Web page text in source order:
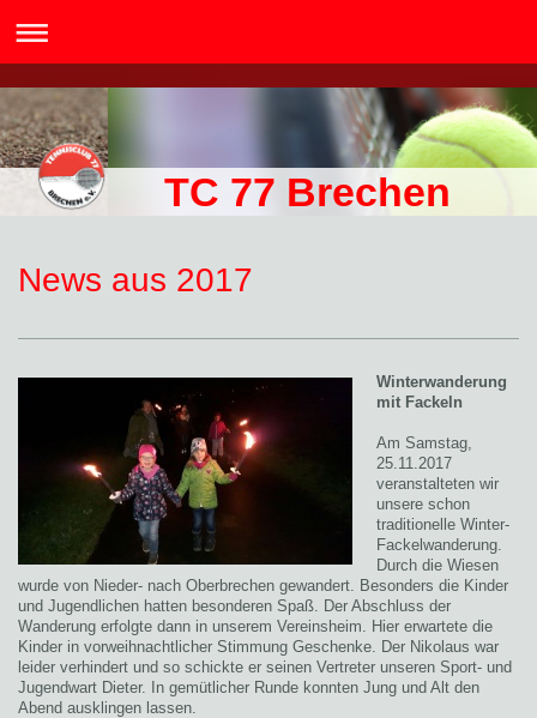
TC 77 Brechen
News aus 2017
Winterwanderung
mit Fackeln
Am Samstag,
25.11.2017
veranstalteten wir
unsere schon
traditionelle Winter-
Fackelwanderung.
Durch die Wiesen
wurde von Nieder- nach Oberbrechen gewandert. Besonders die Kinder
und Jugendlichen hatten besonderen Spaß. Der Abschluss der
Wanderung erfolgte dann in unserem Vereinsheim. Hier erwartete die
Kinder in vorweihnachtlicher Stimmung Geschenke. Der Nikolaus war
leider verhindert und so schickte er seinen Vertreter unseren Sport- und
Jugendwart Dieter. In gemütlicher Runde konnten Jung und Alt den
Abend ausklingen lassen.